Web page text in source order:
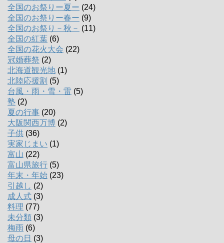
全国のお祭りー夏ー (24)
全国のお祭りー春ー (9)
全国のお祭り－秋－ (11)
全国の紅葉 (6)
全国の花火大会 (22)
冠婚葬祭 (2)
北海道観光地 (1)
北陸応援割 (5)
台風・雨・雪・雷 (5)
塾 (2)
夏の行事 (20)
大阪関西万博 (2)
子供 (36)
実家じまい (1)
富山 (22)
富山県旅行 (5)
年末・年始 (23)
引越し (2)
成人式 (3)
料理 (77)
未分類 (3)
梅雨 (6)
母の日 (3)